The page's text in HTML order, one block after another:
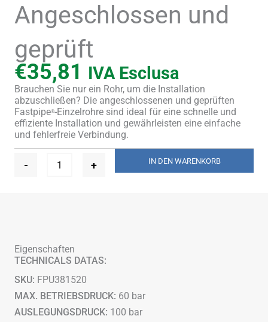
Angeschlossen und
geprüft
€35,81 IVA Esclusa
Brauchen Sie nur ein Rohr, um die Installation
abzuschließen? Die angeschlossenen und geprüften
Fastpipe®-Einzelrohre sind ideal für eine schnelle und
effiziente Installation und gewährleisten eine einfache
und fehlerfreie Verbindung.
-
UV-
m
-
und
geprüft
Menge
+ IN DEN WARENKORB
Eigenschaften
TECHNICALS DATAS:
SKU: FPU381520
MAX. BETRIEBSDRUCK: 60 bar
AUSLEGUNGSDRUCK: 100 bar